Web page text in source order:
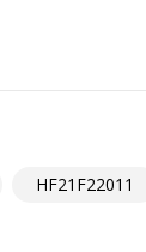
HF21F22011